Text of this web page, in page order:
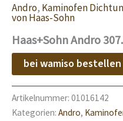
Andro, Kaminofen
von Haas-Sohn
Haas+Sohn Andro
bei wamiso bestellen
Artikelnummer: 01016142
Kategorien: Andro,